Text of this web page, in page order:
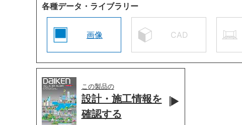
各種データ・ライブラリー
画像 CAD
この製品の
設計・施工情報を
確認する